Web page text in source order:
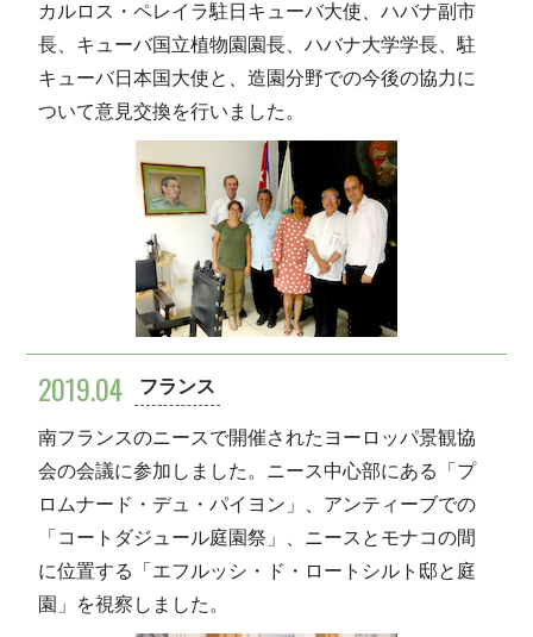
カルロス・ペレイラ駐日キューバ大使、ハバナ副市
長、キューバ国立植物園園長、ハバナ大学学長、駐
キューバ日本国大使と、造園分野での今後の協力に
ついて意見交換を行いました。
2019.04 フランス
南フランスのニースで開催されたヨーロッパ景観協
会の会議に参加しました。ニース中心部にある「プ
ロムナード・デュ・パイヨン」、アンティーブでの
「コートダジュール庭園祭」、ニースとモナコの間
に位置する「エフルッシ・ド・ロートシルト邸と庭
園」を視察しました。